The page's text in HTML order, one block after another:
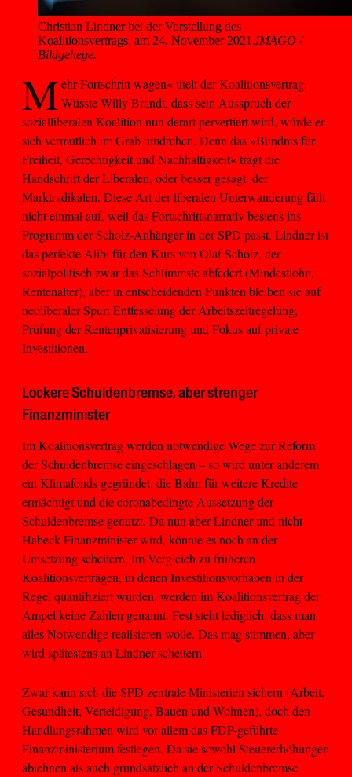
Christian Lindner bei der Vorstellung des
Koalitionsvertrags, am 24. November 2021.IMAGO /
Bildgehege.
Mehr Fortschritt wagen« titelt der Koalitionsvertrag.
Wüsste Willy Brandt, dass sein Ausspruch der
sozialliberalen Koalition nun derart pervertiert wird, würde er
sich vermutlich im Grab umdrehen. Denn das »Bündnis für
Freiheit, Gerechtigkeit und Nachhaltigkeit« trägt die
Handschrift der Liberalen, oder besser gesagt: der
Marktradikalen. Diese Art der liberalen Unterwanderung fällt
nicht einmal auf, weil das Fortschrittsnarrativ bestens ins
Programm der Scholz-Anhänger in der SPD passt. Lindner ist
das perfekte Alibi für den Kurs von Olaf Scholz, der
sozialpolitisch zwar das Schlimmste abfedert (Mindestlohn,
Rentenalter), aber in entscheidenden Punkten bleiben sie auf
neoliberaler Spur: Entfesselung der Arbeitszeitregelung,
Prüfung der Rentenprivatisierung und Fokus auf private
Investitionen.
Lockere Schuldenbremse, aber strenger
Finanzminister
Im Koalitionsvertrag werden notwendige Wege zur Reform
der Schuldenbremse eingeschlagen – so wird unter anderem
ein Klimafonds gegründet, die Bahn für weitere Kredite
ermächtigt und die coronabedingte Aussetzung der
Schuldenbremse genutzt. Da nun aber Lindner und nicht
Habeck Finanzminister wird, könnte es noch an der
Umsetzung scheitern. Im Vergleich zu früheren
Koalitionsverträgen, in denen Investitionsvorhaben in der
Regel quantifiziert wurden, werden im Koalitionsvertrag der
Ampel keine Zahlen genannt. Fest steht lediglich, dass man
alles Notwendige realisieren wolle. Das mag stimmen, aber
wird spätestens an Lindner scheitern.
Zwar kann sich die SPD zentrale Ministerien sichern (Arbeit,
Gesundheit, Verteidigung, Bauen und Wohnen), doch den
Handlungsrahmen wird vor allem das FDP-geführte
Finanzministerium festlegen. Da sie sowohl Steuererhöhungen
ablehnen als auch grundsätzlich an der Schuldenbremse